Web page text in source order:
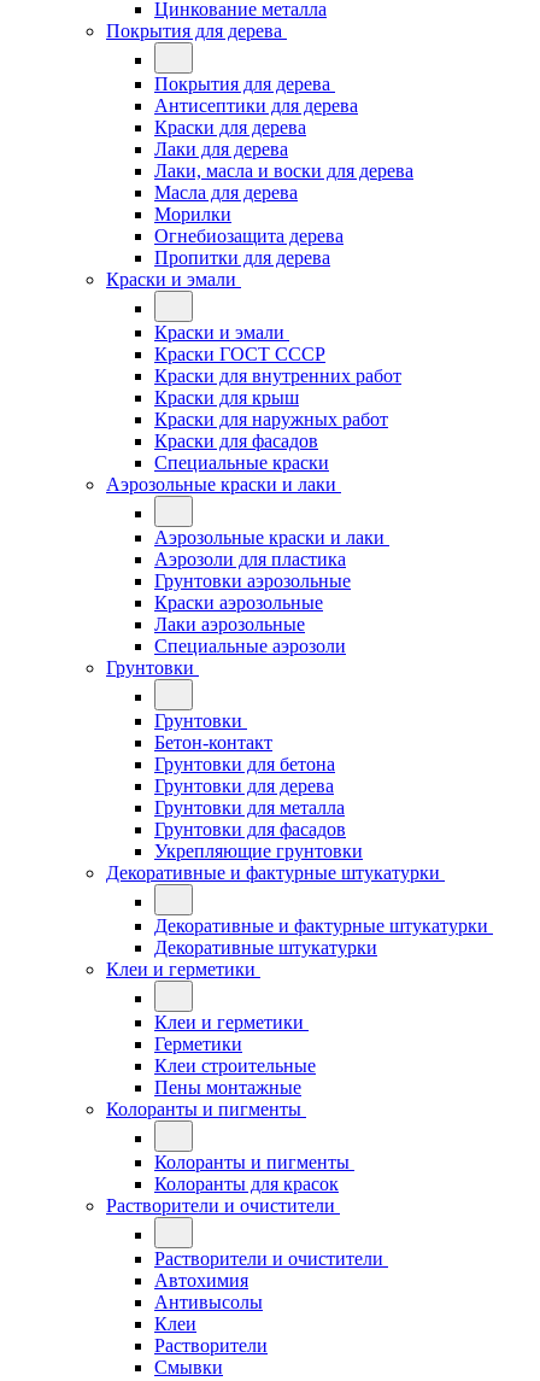
Цинкование металла
Покрытия для дерева
Покрытия для дерева
Антисептики для дерева
Краски для дерева
Лаки для дерева
Лаки, масла и воски для дерева
Масла для дерева
Морилки
Огнебиозащита дерева
Пропитки для дерева
Краски и эмали
Краски и эмали
Краски ГОСТ СССР
Краски для внутренних работ
Краски для крыш
Краски для наружных работ
Краски для фасадов
Специальные краски
Аэрозольные краски и лаки
Аэрозольные краски и лаки
Аэрозоли для пластика
Грунтовки аэрозольные
Краски аэрозольные
Лаки аэрозольные
Специальные аэрозоли
Грунтовки
Грунтовки
Бетон-контакт
Грунтовки для бетона
Грунтовки для дерева
Грунтовки для металла
Грунтовки для фасадов
Укрепляющие грунтовки
Декоративные и фактурные штукатурки
Декоративные и фактурные штукатурки
Декоративные штукатурки
Клеи и герметики
Клеи и герметики
Герметики
Клеи строительные
Пены монтажные
Колоранты и пигменты
Колоранты и пигменты
Колоранты для красок
Растворители и очистители
Растворители и очистители
Автохимия
Антивысолы
Клеи
Растворители
Смывки